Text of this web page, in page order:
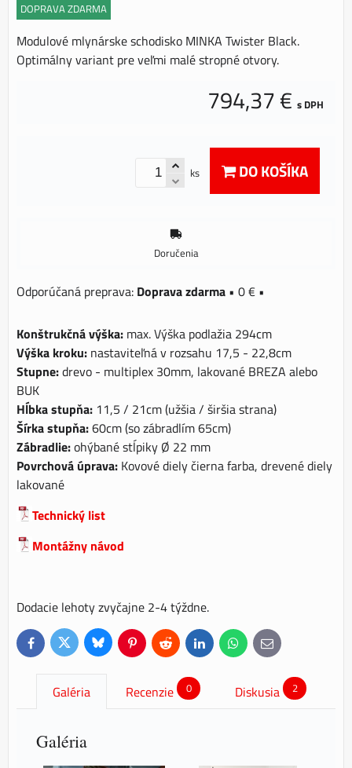
DOPRAVA ZDARMA
Modulové mlynárske schodisko MINKA Twister Black.
Optimálny variant pre veľmi malé stropné otvory.
794,37 € s DPH
ks DO KOŠÍKA
Doručenia
Doprava zdarma • 0 € •
Konštrukčná výška: max. Výška podlažia 294cm
Výška kroku: nastaviteľná v rozsahu 17,5 - 22,8cm
Stupne:drevo - multiplex 30mm, lakované BREZA alebo
BUK
Hĺbka stupňa: 11,5 / 21cm (užšia / širšia strana)
Šírka stupňa:60cm (so zábradlím 65cm)
Zábradlie:ohýbané stĺpiky Ø 22 mm
Povrchová úprava: Kovové diely čierna farba, drevené diely
lakované
Technický list
Montážny návod
Dodacie lehoty zvyčajne 2-4 týždne.
FacebookTwitterBlueskyPinterestReddit LinkedInWhatsApp
E-
mail
Galéria Recenzie 0 Diskusia 2
Galéria